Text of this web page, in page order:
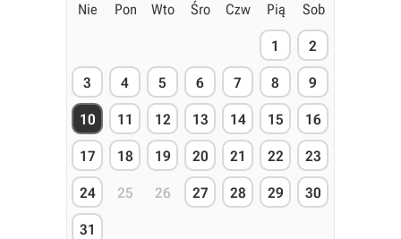
Nie Pon Wto Śro Czw Pią Sob
1 2
3 4 5 6 7 8 9
10 11 12 13 14 15 16
17 18 19 20 21 22 23
24 25 26 27 28 29 30
31